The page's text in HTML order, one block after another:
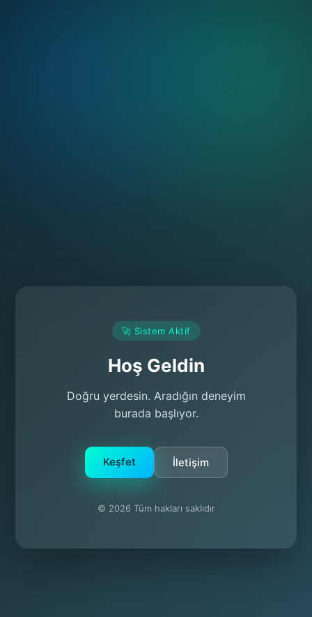
🚀 Sistem Aktif
Hoş Geldin
Doğru yerdesin. Aradığın deneyim
burada başlıyor.
Keşfet İletişim
© 2026 Tüm hakları saklıdır